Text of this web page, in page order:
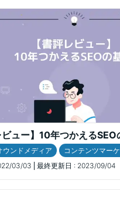
ビュー】10年つかえるSEO
ウンドメディア
コンテンツマー
03/03 最終更新日 : 2023/09/04